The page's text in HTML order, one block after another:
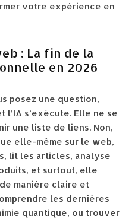
votre expérience en
: La fin de la
en 2026
posez une question,
l’IA s’exécute. Elle ne se
une liste de liens. Non,
elle-même sur le web,
lit les articles, analyse
et surtout, elle
de manière claire et
les dernières
quantique, ou trouver